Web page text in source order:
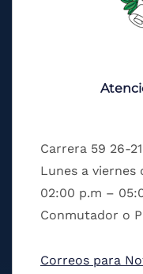
Carrera 59 26-
Lunes a viernes
02:00 p.m –
Conmutador o
Correos para